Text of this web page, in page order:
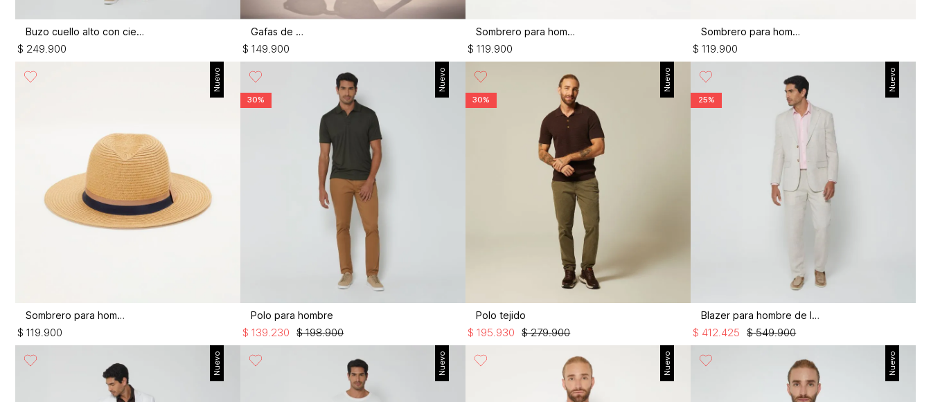
Buzo cuello alto con cierre
$ 249.900
Gafas de sol
$ 149.900
Sombrero para hombre
$ 119.900
Sombrero para hombre
$ 119.900
Nuevo
Sombrero para hombre
$ 119 900
Nuevo
30%
Polo para hombre
$ 198.900
$ 139 230
Nuevo
30%
Polo tejido
$ 279.900
$ 195 930
Nuevo
25%
Blazer para hombre de lino
$ 549.900
$ 412 425
Nuevo Nuevo Nuevo Nuevo